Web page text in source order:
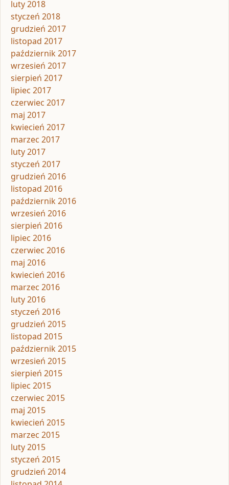
luty 2018
styczeń 2018
grudzień 2017
listopad 2017
październik 2017
wrzesień 2017
sierpień 2017
lipiec 2017
czerwiec 2017
maj 2017
kwiecień 2017
marzec 2017
luty 2017
styczeń 2017
grudzień 2016
listopad 2016
październik 2016
wrzesień 2016
sierpień 2016
lipiec 2016
czerwiec 2016
maj 2016
kwiecień 2016
marzec 2016
luty 2016
styczeń 2016
grudzień 2015
listopad 2015
październik 2015
wrzesień 2015
sierpień 2015
lipiec 2015
czerwiec 2015
maj 2015
kwiecień 2015
marzec 2015
luty 2015
styczeń 2015
grudzień 2014